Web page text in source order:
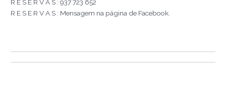
R E S E R V A S : 937 723 652
R E S E R V A S : Mensagem na página de Facebook.